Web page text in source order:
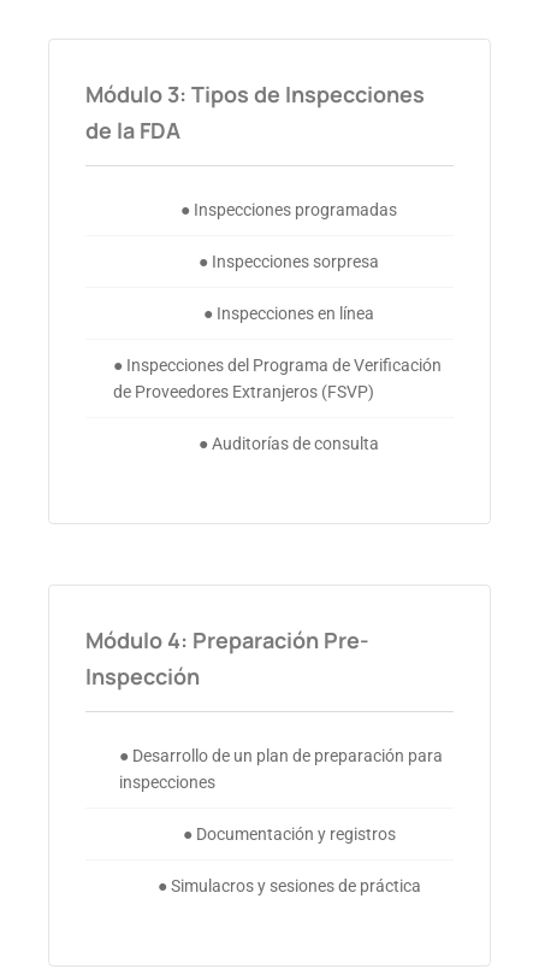
Módulo 3: Tipos de Inspecciones
de la FDA
● Inspecciones programadas
● Inspecciones sorpresa
● Inspecciones en línea
● Inspecciones del Programa de Verificación
de Proveedores Extranjeros (FSVP)
● Auditorías de consulta
Módulo 4: Preparación Pre-
Inspección
● Desarrollo de un plan de preparación para
inspecciones
● Documentación y registros
● Simulacros y sesiones de práctica